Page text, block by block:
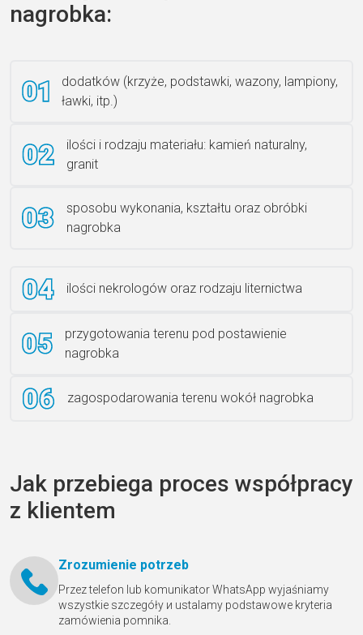
Książka 2
Ławka granitowa LG 12
nagrobka:
dodatków (krzyże, podstawki, wazony, lampiony,
ławki, itp.)
ilości i rodzaju materiału: kamień naturalny,
granit
sposobu wykonania, kształtu oraz obróbki
nagrobka
ilości nekrologów oraz rodzaju liternictwa
przygotowania terenu pod postawienie
nagrobka
zagospodarowania terenu wokół nagrobka
Jak przebiega proces współpracy
z klientem
Zrozumienie potrzeb
Przez telefon lub komunikator WhatsApp wyjaśniamy
wszystkie szczegóły и ustalamy podstawowe kryteria
zamówienia pomnika.